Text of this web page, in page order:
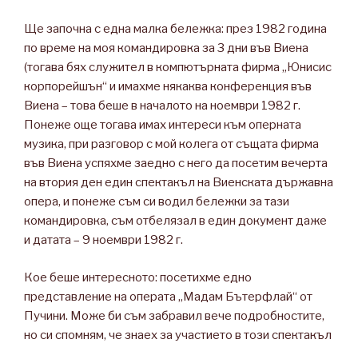
Ще започна с една малка бележка: през 1982 година
по време на моя командировка за 3 дни във Виена
(тогава бях служител в компютърната фирма „Юнисис
корпорейшън“ и имахме някаква конференция във
Виена – това беше в началото на ноември 1982 г.
Понеже още тогава имах интереси към оперната
музика, при разговор с мой колега от същата фирма
във Виена успяхме заедно с него да посетим вечерта
на втория ден един спектакъл на Виенската държавна
опера, и понеже съм си водил бележки за тази
командировка, съм отбелязал в един документ даже
и датата – 9 ноември 1982 г.
Кое беше интересното: посетихме едно
представление на операта „Мадам Бътерфлай“ от
Пучини. Може би съм забравил вече подробностите,
но си спомням, че знаех за участието в този спектакъл